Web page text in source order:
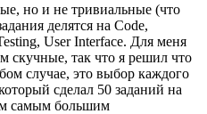
но и не тривиальные (что
делятся на Code,
User Interface. Для меня
скучные, так что я решил что
случае, это выбор каждого
сделал 50 заданий на
самым большим